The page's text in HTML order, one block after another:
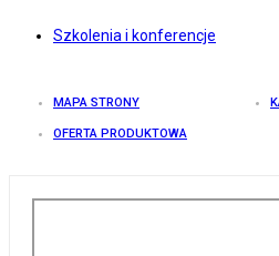
Szkolenia i konferencje
MAPA STRONY
OFERTA PRODUKTOWA